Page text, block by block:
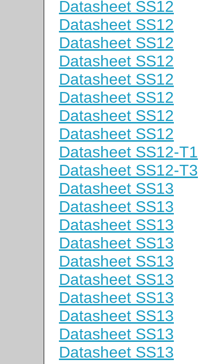
Datasheet SS12
Datasheet SS12
Datasheet SS12
Datasheet SS12
Datasheet SS12
Datasheet SS12
Datasheet SS12
Datasheet SS12
Datasheet SS12-T1
Datasheet SS12-T3
Datasheet SS13
Datasheet SS13
Datasheet SS13
Datasheet SS13
Datasheet SS13
Datasheet SS13
Datasheet SS13
Datasheet SS13
Datasheet SS13
Datasheet SS13